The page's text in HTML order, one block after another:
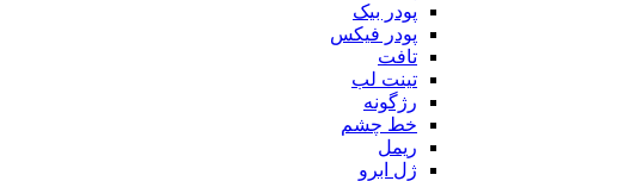
پودر بیک
پودر فیکس
تافت
تینت لب
رژگونه
خط چشم
ریمل
ژل ابرو